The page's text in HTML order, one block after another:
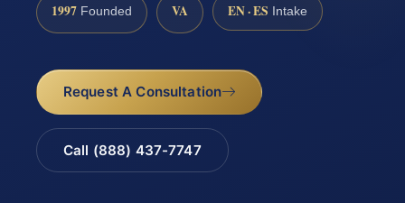
1997 Founded VA EN · ES Intake
Request A Consultation
Call (888) 437-7747